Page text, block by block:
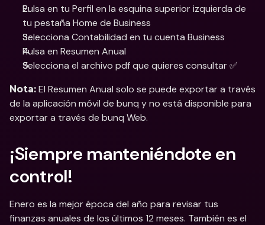
Pulsa en tu Perfil en la esquina superior izquierda de
tu pestaña Home de Business
Selecciona Contabilidad en tu cuenta Business
Pulsa en Resumen Anual
Selecciona el archivo pdf que quieres consultar ✅
Nota: El Resumen Anual solo se puede exportar a través
de la aplicación móvil de bunq y no está disponible para
exportar a través de bunq Web.
¡Siempre manteniéndote en
control!
Enero es la mejor época del año para revisar tus
finanzas anuales de los últimos 12 meses. También es el